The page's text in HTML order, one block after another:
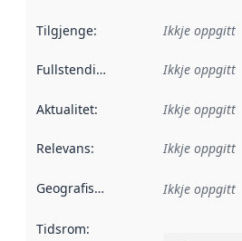
Tilgjenge: Ikkje oppgitt
Fullstendigheit Ikkje oppgitt
Aktualitet: Ikkje oppgitt
Relevans: Ikkje oppgitt
Geografisk område Ikkje oppgitt
Tidsrom: